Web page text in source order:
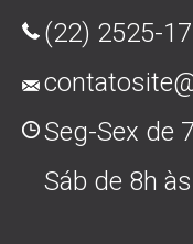
(22) 2525-
Seg-Sex de
Sáb de 8h